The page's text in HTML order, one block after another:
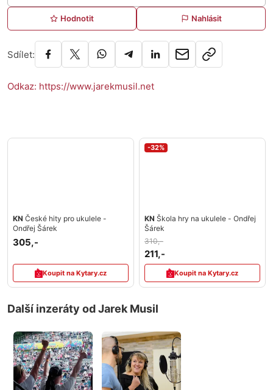
Hodnotit Nahlásit
Sdílet:
Odkaz: https://www.jarekmusil.net
KN České hity pro ukulele -
Ondřej Šárek
305,-
Koupit na Kytary.cz
-32%
KN Škola hry na ukulele - Ondřej
Šárek
310,-
211,-
Koupit na Kytary.cz
Další inzeráty od Jarek Musil